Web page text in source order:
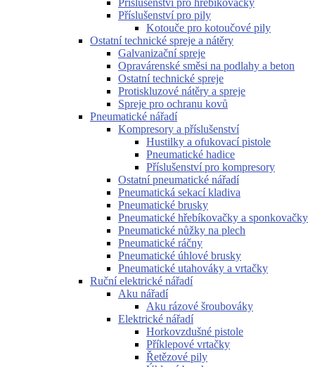
Příslušenství pro pily
Kotouče pro kotoučové pily
Ostatní technické spreje a nátěry
Galvanizační spreje
Opravárenské směsi na podlahy a beton
Ostatní technické spreje
Protiskluzové nátěry a spreje
Spreje pro ochranu kovů
Pneumatické nářadí
Kompresory a příslušenství
Hustilky a ofukovací pistole
Pneumatické hadice
Příslušenství pro kompresory
Ostatní pneumatické nářadí
Pneumatická sekací kladiva
Pneumatické brusky
Pneumatické hřebíkovačky a sponkovačky
Pneumatické nůžky na plech
Pneumatické ráčny
Pneumatické úhlové brusky
Pneumatické utahováky a vrtačky
Ruční elektrické nářadí
Aku nářadí
Aku rázové šroubováky
Elektrické nářadí
Horkovzdušné pistole
Příklepové vrtačky
Řetězové pily